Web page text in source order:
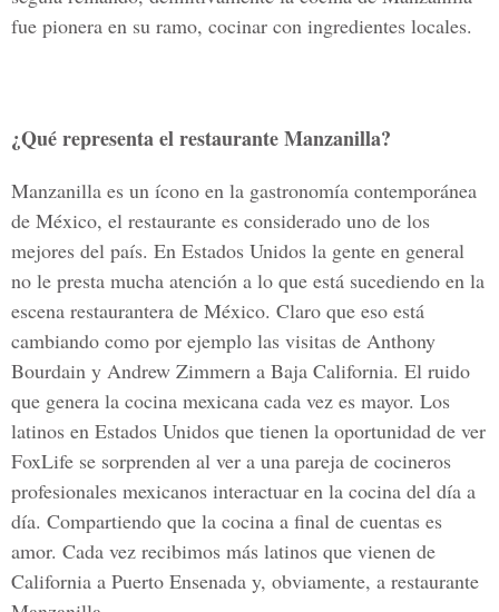
fue pionera en su ramo, cocinar con ingredientes locales.
¿Qué representa el restaurante Manzanilla?
Manzanilla es un ícono en la gastronomía contemporánea
de México, el restaurante es considerado uno de los
mejores del país. En Estados Unidos la gente en general
no le presta mucha atención a lo que está sucediendo en la
escena restaurantera de México. Claro que eso está
cambiando como por ejemplo las visitas de Anthony
Bourdain y Andrew Zimmern a Baja California. El ruido
que genera la cocina mexicana cada vez es mayor. Los
latinos en Estados Unidos que tienen la oportunidad de ver
FoxLife se sorprenden al ver a una pareja de cocineros
profesionales mexicanos interactuar en la cocina del día a
día. Compartiendo que la cocina a final de cuentas es
amor. Cada vez recibimos más latinos que vienen de
California a Puerto Ensenada y, obviamente, a restaurante